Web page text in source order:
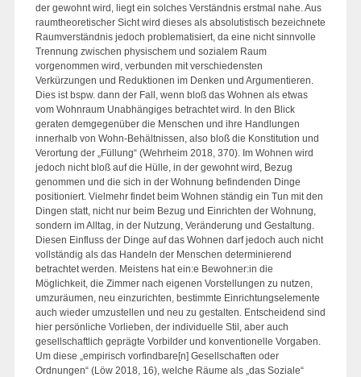
der gewohnt wird, liegt ein solches Verständnis erstmal nahe. Aus
raumtheoretischer Sicht wird dieses als absolutistisch bezeichnete
Raumverständnis jedoch problematisiert, da eine nicht sinnvolle
Trennung zwischen physischem und sozialem Raum
vorgenommen wird, verbunden mit verschiedensten
Verkürzungen und Reduktionen im Denken und Argumentieren.
Dies ist bspw. dann der Fall, wenn bloß das Wohnen als etwas
vom Wohnraum Unabhängiges betrachtet wird. In den Blick
geraten demgegenüber die Menschen und ihre Handlungen
innerhalb von Wohn-Behältnissen, also bloß die Konstitution und
Verortung der „Füllung“ (Wehrheim 2018, 370). Im Wohnen wird
jedoch nicht bloß auf die Hülle, in der gewohnt wird, Bezug
genommen und die sich in der Wohnung befindenden Dinge
positioniert. Vielmehr findet beim Wohnen ständig ein Tun mit den
Dingen statt, nicht nur beim Bezug und Einrichten der Wohnung,
sondern im Alltag, in der Nutzung, Veränderung und Gestaltung.
Diesen Einfluss der Dinge auf das Wohnen darf jedoch auch nicht
vollständig als das Handeln der Menschen determinierend
betrachtet werden. Meistens hat ein:e Bewohner:in die
Möglichkeit, die Zimmer nach eigenen Vorstellungen zu nutzen,
umzuräumen, neu einzurichten, bestimmte Einrichtungselemente
auch wieder umzustellen und neu zu gestalten. Entscheidend sind
hier persönliche Vorlieben, der individuelle Stil, aber auch
gesellschaftlich geprägte Vorbilder und konventionelle Vorgaben.
Um diese „empirisch vorfindbare[n] Gesellschaften oder
Ordnungen“ (Löw 2018, 16), welche Räume als „das Soziale“